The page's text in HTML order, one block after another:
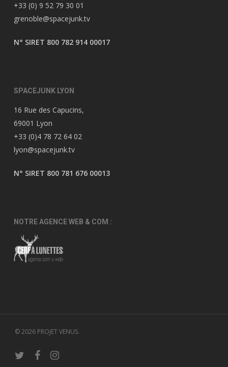
+33 (0) 9 52 79 30 01
grenoble@spacejunk.tv
N° SIRET 800 782 914 00017
SPACEJUNK LYON
16 Rue des Capucins,
69001 Lyon
+33 (0)4 78 72 64 02
lyon@spacejunk.tv
N° SIRET 800 781 676 00013
NOTRE AGENCE WEB & COM :
© 2026 PROJET VENUS.
twitter facebookinstagram